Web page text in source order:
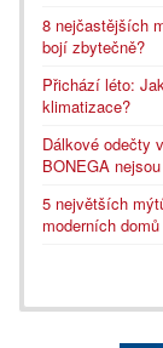
8 nejčastějších
bojí zbytečně?
Přichází léto:
klimatizace?
Dálkové odečty
BONEGA
5 největších
moderních domů